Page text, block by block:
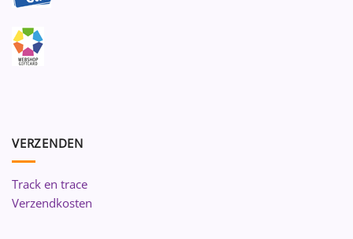
VERZENDEN
Track en trace
Verzendkosten